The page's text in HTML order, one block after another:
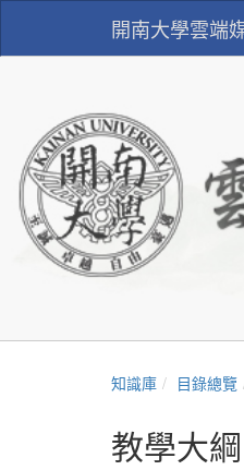
開南大學雲端
知識庫 目錄總覽
教學大綱